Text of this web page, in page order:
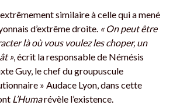
similaire à celle qui a mené
d’extrême droite. « On peut être
là où vous voulez les choper, un
», écrit la responsable de Némésis
Guy, le chef du groupuscule
» Audace Lyon, dans cette
L’Humarévèle l’existence.